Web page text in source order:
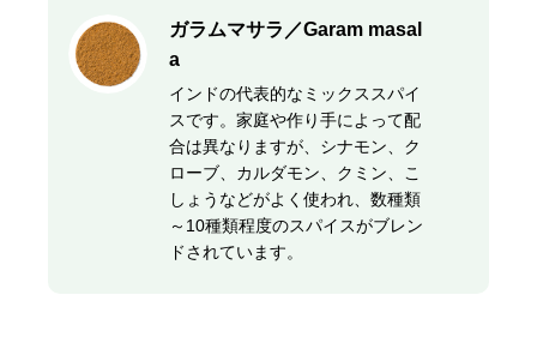
ガラムマサラ／Garam masal
a
インドの代表的なミックススパイ
スです。家庭や作り手によって配
合は異なりますが、シナモン、ク
ローブ、カルダモン、クミン、こ
しょうなどがよく使われ、数種類
～10種類程度のスパイスがブレン
ドされています。